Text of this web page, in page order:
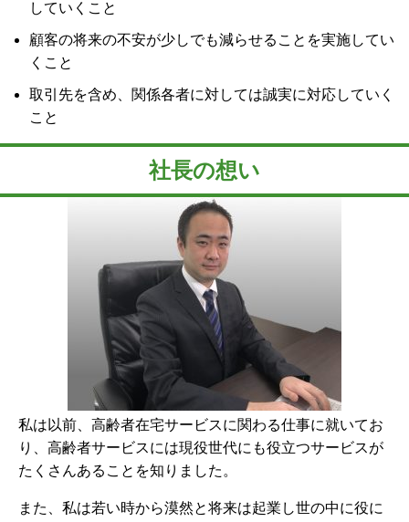
していくこと
顧客の将来の不安が少しでも減らせることを実施してい
くこと
取引先を含め、関係各者に対しては誠実に対応していく
こと
社長の想い
私は以前、高齢者在宅サービスに関わる仕事に就いてお
り、高齢者サービスには現役世代にも役立つサービスが
たくさんあることを知りました。
また、私は若い時から漠然と将来は起業し世の中に役に